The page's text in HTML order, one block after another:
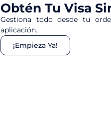
Obtén Tu Visa
Gestiona todo desde tu
aplicación.
¡Empieza Ya!